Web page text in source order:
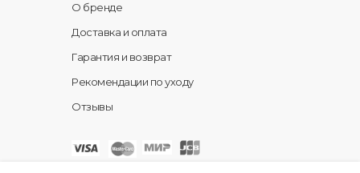
О бренде
Доставка и оплата
Гарантия и возврат
Рекомендации по уходу
Отзывы